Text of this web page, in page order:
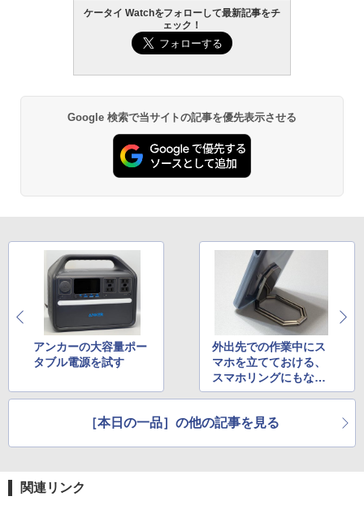
ケータイ Watchをフォローして最新記事をチ
ェック！
Google 検索で当サイトの記事を優先表示させる
アンカーの大容量ポー
タブル電源を試す
外出先での作業中にス
マホを立てておける、
スマホリングにもなる
一体型スタンド
［本日の一品］の他の記事を見る
関連リンク